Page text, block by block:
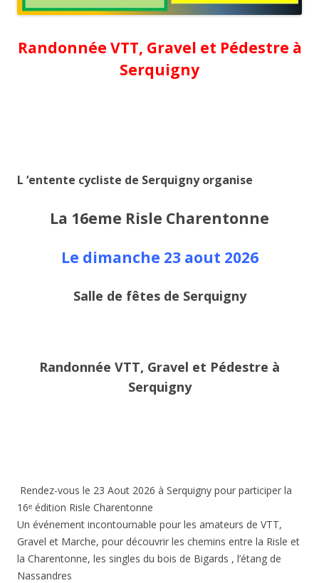
Randonnée VTT, Gravel et Pédestre à
Serquigny
L ‘entente cycliste de Serquigny organise
La 16eme Risle Charentonne
Le dimanche 23 aout 2026
Salle de fêtes de Serquigny
Randonnée VTT, Gravel et Pédestre à
Serquigny
Rendez-vous le 23 Aout 2026 à Serquigny pour participer la
16ᵉ édition Risle Charentonne
Un événement incontournable pour les amateurs de VTT,
Gravel et Marche, pour découvrir les chemins entre la Risle et
la Charentonne, les singles du bois de Bigards , l’étang de
Nassandres